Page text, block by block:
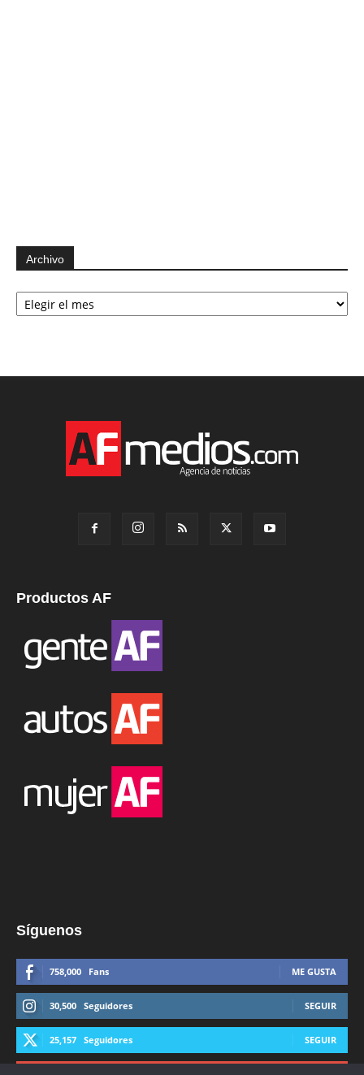
Archivo
Archivo
Productos AF
Síguenos
758,000 Fans ME GUSTA
30,500 Seguidores SEGUIR
25,157 Seguidores SEGUIR